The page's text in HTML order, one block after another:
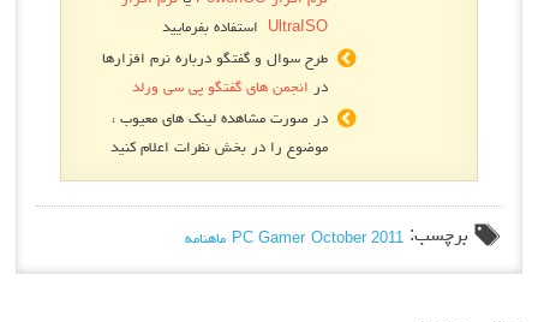
استفاده بفرمایید
طرح سوال و گفتگو درباره نرم افزارها
انجمن های گفتگو پی سی ورلد
در صورت مشاهده لینک های معیوب ،
موضوع را در بخش نظرات اعلام کنید
October 2011
PC Gamer ماهنامه